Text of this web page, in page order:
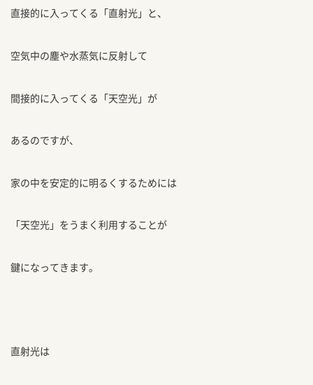
直接的に入ってくる「直射光」と、
空気中の塵や水蒸気に反射して
間接的に入ってくる「天空光」が
あるのですが、
家の中を安定的に明るくするためには
「天空光」をうまく利用することが
鍵になってきます。
直射光は